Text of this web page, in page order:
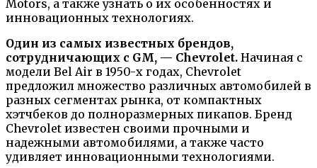
Motors, а также узнать о их особенностях и
инновационных технологиях.
Один из самых известных брендов,
сотрудничающих с GM, — Chevrolet. Начиная с
модели Bel Air в 1950-х годах, Chevrolet
предложил множество различных автомобилей в
разных сегментах рынка, от компактных
хэтчбеков до полноразмерных пикапов. Бренд
Chevrolet известен своими прочными и
надежными автомобилями, а также часто
удивляет инновационными технологиями.